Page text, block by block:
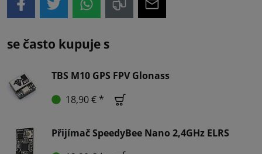
se často kupuje s
TBS M10 GPS FPV Glonass
18,90 € *
Přijímač SpeedyBee Nano 2,4GHz ELRS